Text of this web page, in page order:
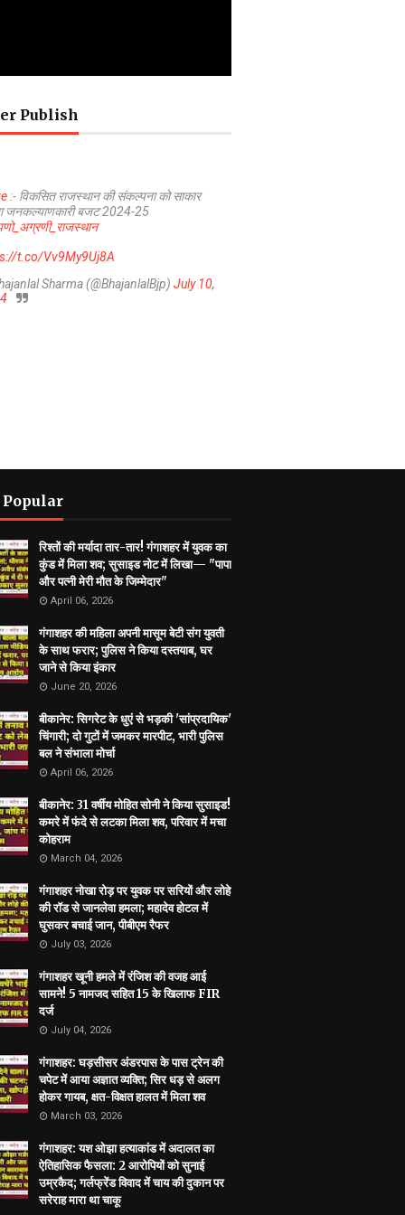
Publish
:- विकसित राजस्थान की संकल्पना को साकार
जनकल्याणकारी बजट 2024-25
t.co/Vv9My9Uj8A
Sharma (@BhajanlalBjp) July 10,
रिश्तों की मर्यादा तार-तार! गंगाशहर में युवक का
कुंड में मिला शव; सुसाइड नोट में लिखा— "पापा
और पत्नी मेरी मौत के जिम्मेदार"
April 06, 2026
गंगाशहर की महिला अपनी मासूम बेटी संग युवती
के साथ फरार; पुलिस ने किया दस्तयाब, घर
जाने से किया इंकार
June 20, 2026
बीकानेर: सिगरेट के धुएं से भड़की 'सांप्रदायिक'
चिंगारी; दो गुटों में जमकर मारपीट, भारी पुलिस
बल ने संभाला मोर्चा
April 06, 2026
बीकानेर: 31 वर्षीय मोहित सोनी ने किया सुसाइड!
कमरे में फंदे से लटका मिला शव, परिवार में मचा
कोहराम
March 04, 2026
गंगाशहर नोखा रोड़ पर युवक पर सरियों और लोहे
की रॉड से जानलेवा हमला; महादेव होटल में
घुसकर बचाई जान, पीबीएम रैफर
July 03, 2026
गंगाशहर खूनी हमले में रंजिश की वजह आई
सामने! 5 नामजद सहित 15 के खिलाफ FIR
दर्ज
July 04, 2026
गंगाशहर: घड़सीसर अंडरपास के पास ट्रेन की
चपेट में आया अज्ञात व्यक्ति; सिर धड़ से अलग
होकर गायब, क्षत-विक्षत हालत में मिला शव
March 03, 2026
गंगाशहर: यश ओझा हत्याकांड में अदालत का
ऐतिहासिक फैसला: 2 आरोपियों को सुनाई
उम्रकैद; गर्लफ्रेंड विवाद में चाय की दुकान पर
सरेराह मारा था चाकू